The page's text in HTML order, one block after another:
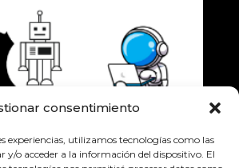
consentimiento
experiencias, utilizamos tecnologías como las
y/o acceder a la información del dispositivo. El